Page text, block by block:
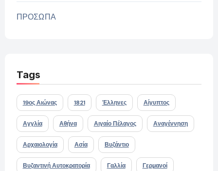
ΠΡΟΣΩΠΑ
Tags
19ος Αιώνας 1821 Έλληνες Αίγυπτος
Αγγλία Αθήνα Αιγαίο Πέλαγος Αναγέννηση
Αρχαιολογία Ασία Βυζάντιο
Βυζαντινή Αυτοκρατορία Γαλλία Γερμανοί